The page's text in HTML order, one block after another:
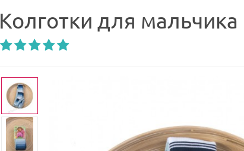
Колготки для